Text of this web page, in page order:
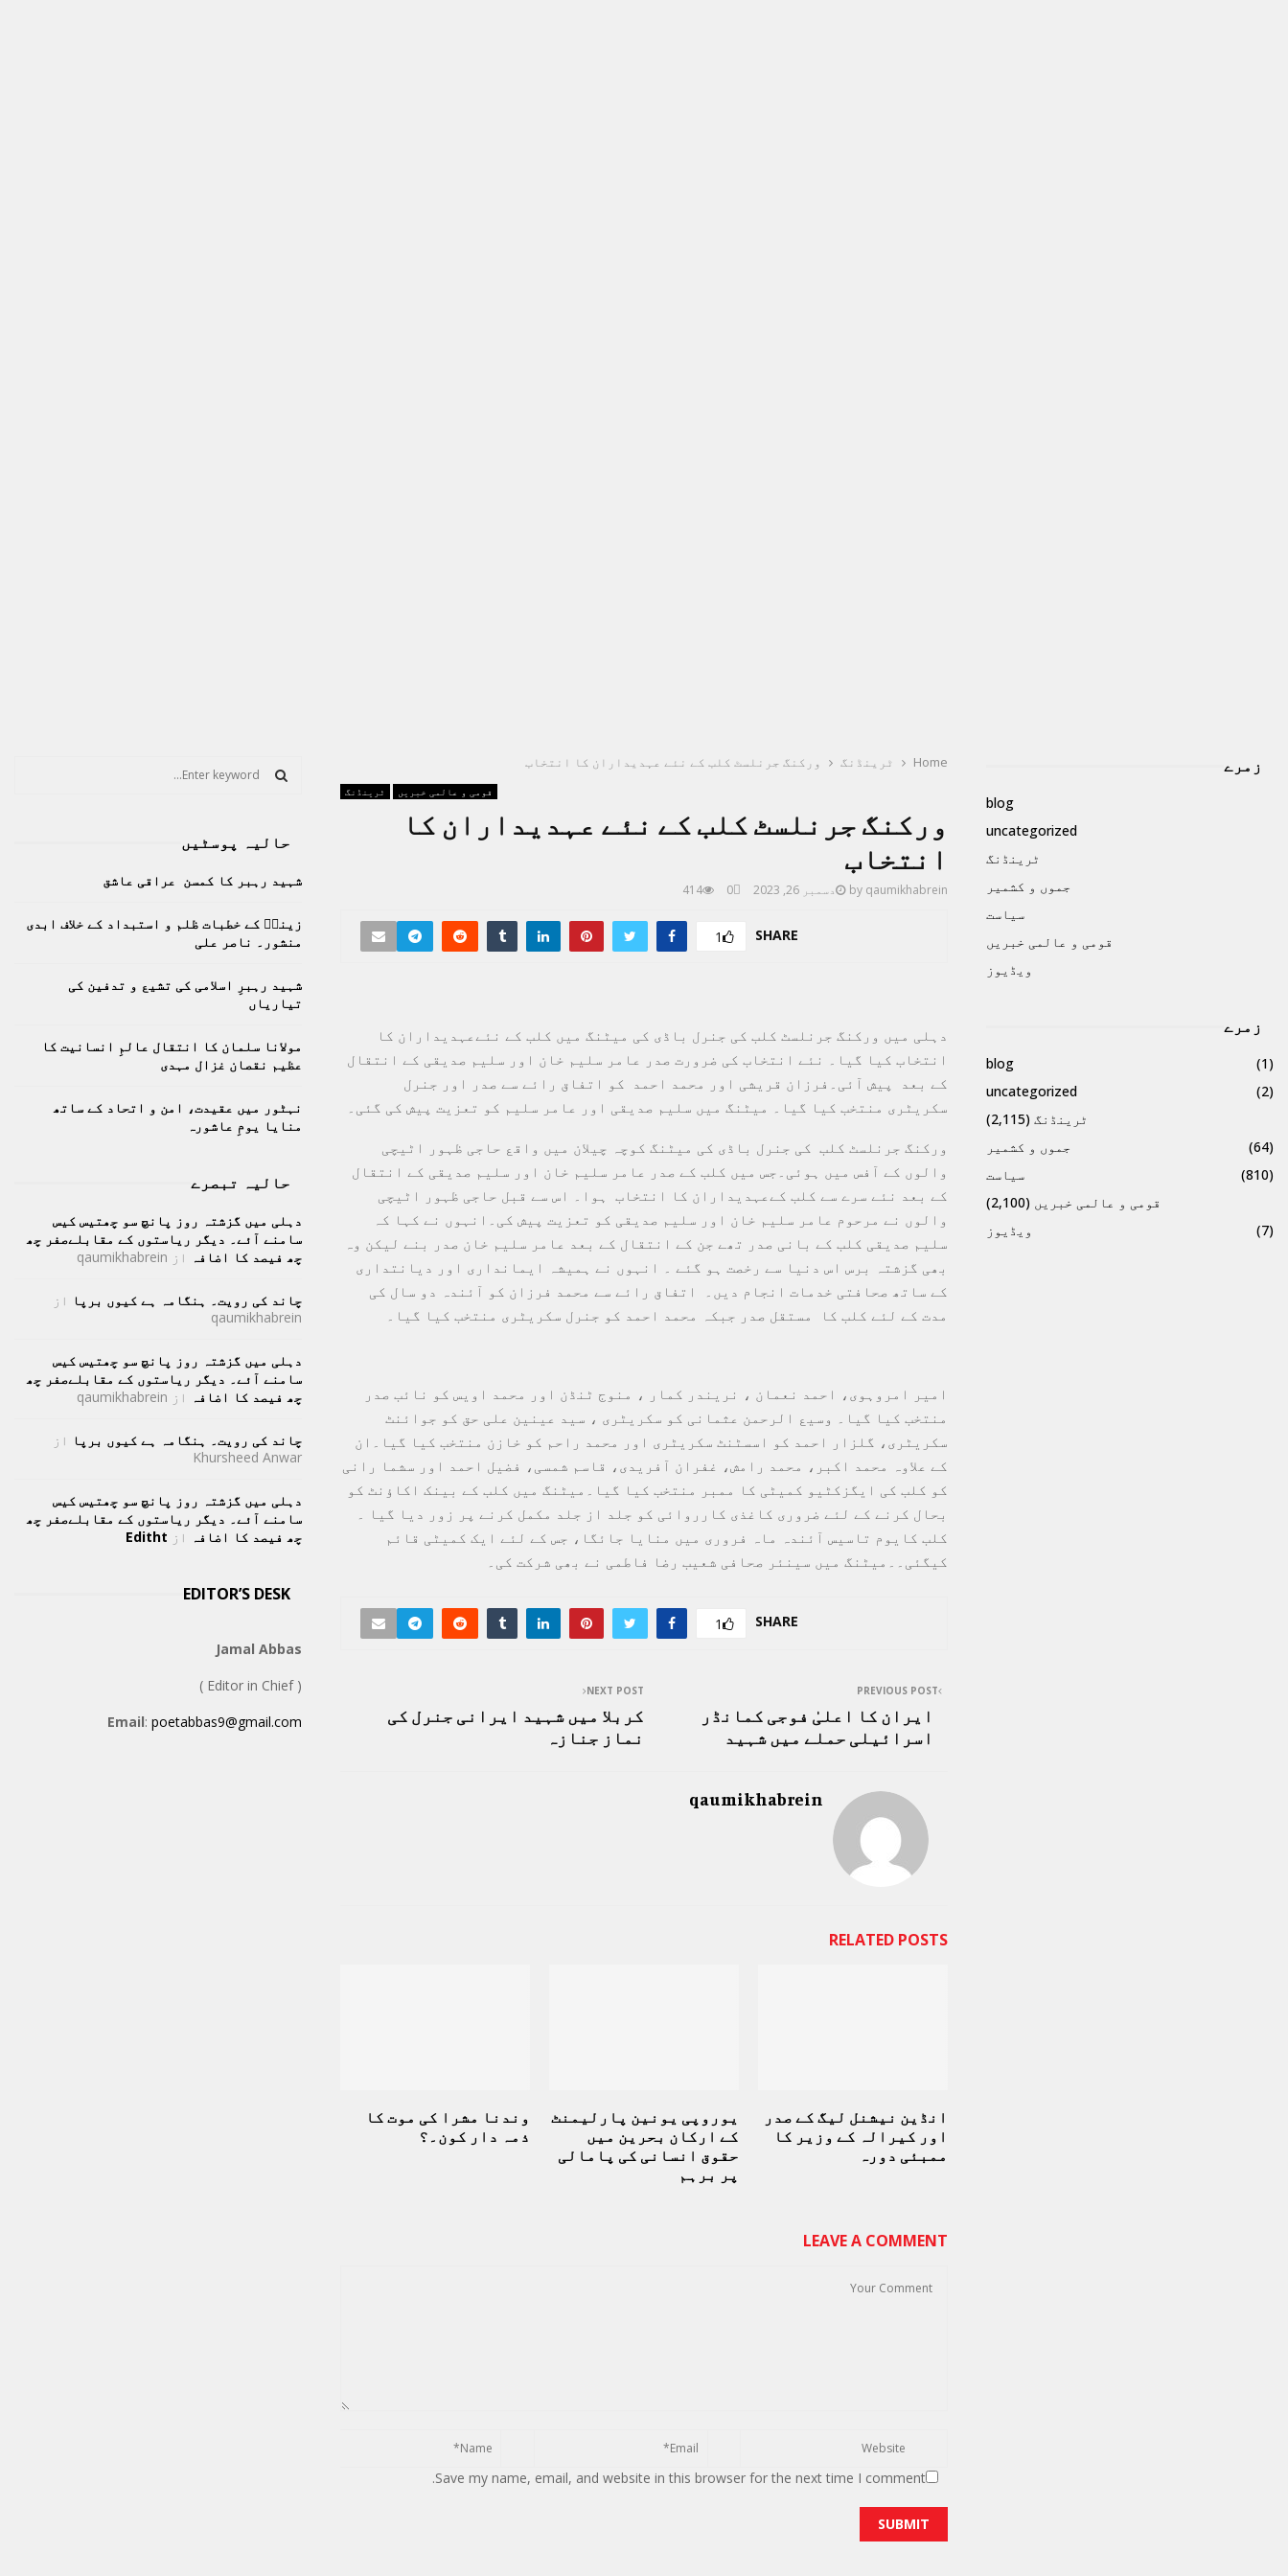
Home ٹرینڈنگ ورکنگ جرنلسٹ کلب کے نئے عہدیداران کا انتخاب
ٹرینڈنگ قومی و عالمی خبریں
ورکنگ جرنلسٹ کلب کے نئے عہدیداران کا
انتخاب
by qaumikhabrein دسمبر 26, 2023 0
414
SHARE
1
دہلی میں ورکنگ جرنلسٹ کلب کی جنرل باڈی کی میٹنگ میں کلب کے نئےعہدیداران کا
انتخاب کیا گیا۔ نئے انتخاب کی ضرورت صدر عامر سلیم خان اور سلیم صدیقی کے انتقال
کے بعد پیش آئی۔فرزان قریشی اور محمد احمد کو اتفاق رائے سے صدر اور جنرل
سکریٹری منتخب کیا گیا۔ میٹنگ میں سلیم صدیقی اور عامر سلیم کو تعزیت پیش کی گئی۔
ورکنگ جرنلسٹ کلب کی جنرل باڈی کی میٹنگ کوچہ چیلان میں واقع حاجی ظہور اٹیچی
والوں کے آفس میں ہوئی۔جس میں کلب کے صدر عامر سلیم خان اور سلیم صدیقی کے انتقال
کے بعد نئے سرے سے کلب کےعہدیداران کا انتخاب ہوا۔ اس سے قبل حاجی ظہور اٹیچی
والوں نے مرحوم عامر سلیم خان اور سلیم صدیقی کو تعزیت پیش کی۔انہوں نے کہا کہ
سلیم صدیقی کلب کے بانی صدر تھے جن کے انتقال کے بعد عامر سلیم خان صدر بنے لیکن وہ
بھی گزشتہ برس اس دنیا سے رخصت ہو گئے ۔ انہوں نے ہمیشہ ایمانداری اور دیانتداری
کے ساتھ صحافتی خدمات انجام دیں۔ اتفاق رائے سے محمد فرزان کو آئندہ دو سال کی
مدت کے لئے کلب کا مستقل صدر جبکہ محمد احمد کو جنرل سکریٹری منتخب کیا گیا۔
امیر امروہوی، احمد نعمان ، نریندر کمار ، منوج ٹنڈن اور محمد اویس کو نائب صدر
منتخب کیا گیا۔ وسیع الرحمن عثمانی کو سکریٹری ، سید عینین علی حق کو جوائنٹ
سکریٹری، گلزار احمد کو اسسٹنٹ سکریٹری اور محمد راحم کو خازن منتخب کیا گیا۔ان
کے علاوہ محمد اکبر، محمد رامش، غفران آفریدی، قاسم شمسی، فضیل احمد اور سشما رانی
کو کلب کی ایگزکٹیو کمیٹی کا ممبر منتخب کیا گیا۔میٹنگ میں کلب کے بینک اکاؤنٹ کو
بحال کرنے کے لئے ضروری کاغذی کارروائی کو جلد از جلد مکمل کرنے پر زور دیا گیا ۔
کلب کایوم تاسیس آئندہ ماہ فروری میں منایا جائگا، جس کے لئے ایک کمیٹی قائم
کیگئی۔۔میٹنگ میں سینئر صحافی شعیب رضا فاطمی نے بھی شرکت کی۔
SHARE
1
PREVIOUS POST
ایران کا اعلیٰ فوجی کمانڈر
اسرائیلی حملے میں شہید
NEXT POST
کربلا میں شہید ایرانی جنرل کی
نماز جنازہ
qaumikhabrein
RELATED POSTS
وندنا مشرا کی موت کا
ذمہ دار کون۔؟
یوروپی یونین پارلیمنٹ
کے ارکان بحرین میں
حقوق انسانی کی پامالی
پر برہم
انڈین نیشنل لیگ کے صدر
اور کیرالہ کے وزیر کا
ممبئی دورہ
LEAVE A COMMENT
Save my name, email, and website in this browser for the next time I comment.
زمرے
blog
uncategorized
ٹرینڈنگ
جموں و کشمیر
سیاست
قومی و عالمی خبریں
ویڈیوز
زمرے
blog
(1)
uncategorized
(2)
ٹرینڈنگ (2,115)
جموں و کشمیر
(64)
سیاست
(810)
قومی و عالمی خبریں (2,100)
ویڈیوز
(7)
f
r
:
E
A
R
H
حالیہ پوسٹیں
شہید رہبر کا کمسن عراقی عاشق
زینبؑ کے خطبات ظلم و استبداد کے خلاف ابدی
منشور۔ ناصر علی
شہید رہبرِ اسلامی کی تشیع و تدفین کی
تیاریاں
مولانا سلمان کا انتقال عالمِ انسانیت کا
عظیم نقصان غزال مہدی
نہٹور میں عقیدت، امن و اتحاد کے ساتھ
منایا یومِ عاشورہ
حالیہ تبصرے
دہلی میں گزشتہ روز پانچ سو چھتیس کیس
سامنے آئے۔ دیگر ریاستوں کے مقابلےصفر چھ
چھ فیصد کا اضافہ از qaumikhabrein
چاند کی رویت۔ ہنگامہ ہے کیوں برپا از
qaumikhabrein
دہلی میں گزشتہ روز پانچ سو چھتیس کیس
سامنے آئے۔ دیگر ریاستوں کے مقابلےصفر چھ
چھ فیصد کا اضافہ از qaumikhabrein
چاند کی رویت۔ ہنگامہ ہے کیوں برپا از
Khursheed Anwar
دہلی میں گزشتہ روز پانچ سو چھتیس کیس
سامنے آئے۔ دیگر ریاستوں کے مقابلےصفر چھ
چھ فیصد کا اضافہ از Editht
EDITOR’S DESK
Jamal Abbas
( Editor in Chief )
Email: poetabbas9@gmail.com